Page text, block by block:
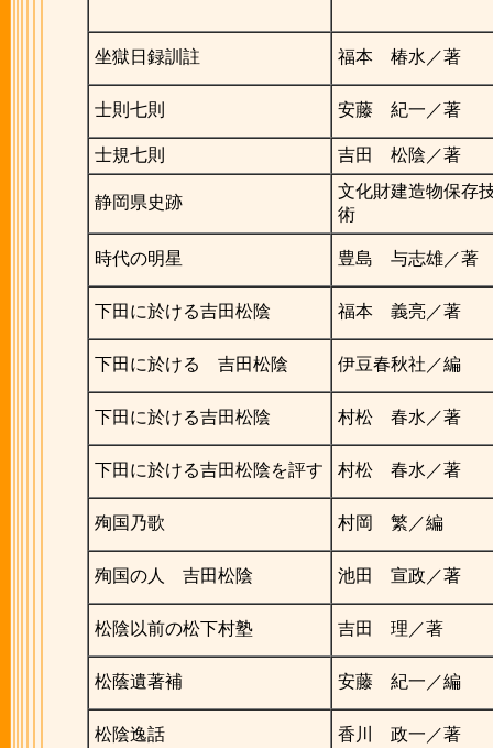
坐獄日録訓註 福本 椿水／著
士則七則 安藤 紀一／著
士規七則 吉田 松陰／著
静岡県史跡
文化財建造物保存
術
時代の明星 豊島 与志雄／著
下田に於ける吉田松陰 福本 義亮／著
下田に於ける 吉田松陰 伊豆春秋社／編
下田に於ける吉田松陰 村松 春水／著
下田に於ける吉田松陰を評す 村松 春水／著
殉国乃歌 村岡 繁／編
殉国の人 吉田松陰 池田 宣政／著
松陰以前の松下村塾 吉田 理／著
松蔭遺著補 安藤 紀一／編
松陰逸話 香川 政一／著